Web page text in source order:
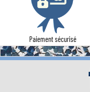
Paiement sécurisé